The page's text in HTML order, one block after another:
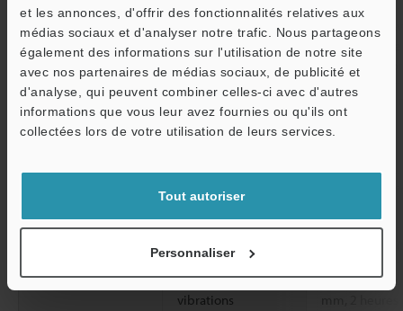
et les annonces, d'offrir des fonctionnalités relatives aux
médias sociaux et d'analyser notre trafic. Nous partageons
également des informations sur l'utilisation de notre site
avec nos partenaires de médias sociaux, de publicité et
d'analyse, qui peuvent combiner celles-ci avec d'autres
informations que vous leur avez fournies ou qu'ils ont
collectées lors de votre utilisation de leurs services.
Tout autoriser
Personnaliser
Source d'alimentation
De à 30 Vcc,
crête)
capteur
Consommation électrique
1 500 mW ou
maximum)
l'environnement
Température
Humidité relative
Résistance aux
vibrations
De 10 à 55